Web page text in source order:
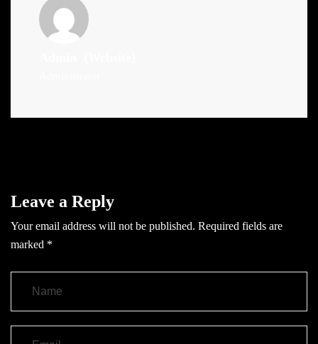
Leave a Reply
Your email address will not be published. Required fields are
marked *